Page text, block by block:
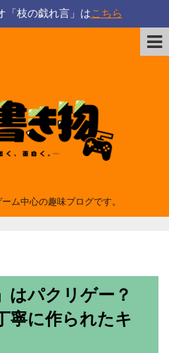
「枝の戯れ言」はこちら
ム中心の趣味ブログです。
はパクリゲー？
寧に作られたキ